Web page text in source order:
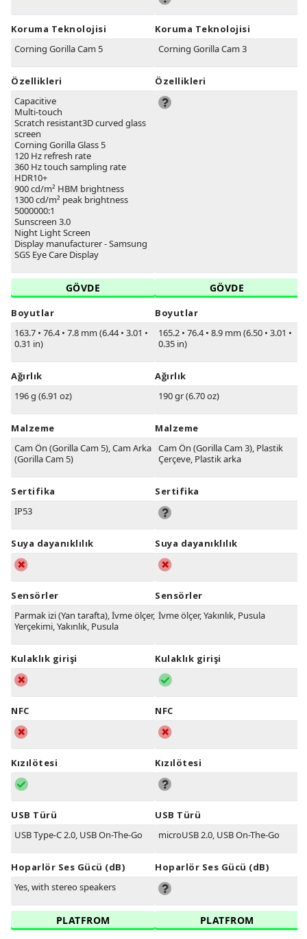
Koruma Teknolojisi
Corning Gorilla Cam 5
Özellikleri
Capacitive
Multi-touch
Scratch resistant3D curved glass
screen
Corning Gorilla Glass 5
120 Hz refresh rate
360 Hz touch sampling rate
HDR10+
900 cd/m² HBM brightness
1300 cd/m² peak brightness
5000000:1
Sunscreen 3.0
Night Light Screen
Display manufacturer - Samsung
SGS Eye Care Display
GÖVDE
Boyutlar
163.7 • 76.4• 7.8 mm (6.44• 3.01 •
0.31 in)
Ağırlık
196 g (6.91 oz)
Malzeme
Cam Ön (Gorilla Cam 5), Cam Arka
(Gorilla Cam 5)
Sertifika
IP53
Suya dayanıklılık
Sensörler
Parmak izi (Yan tarafta), İvme ölçer,
Yerçekimi, Yakınlık, Pusula
Kulaklık girişi
NFC
Kızılötesi
USB Türü
USB Type-C 2.0, USB On-The-Go
Hoparlör Ses Gücü (dB)
Yes, with stereo speakers
PLATFROM
Koruma Teknolojisi
Corning Gorilla Cam 3
Özellikleri
GÖVDE
Boyutlar
165.2 • 76.4• 8.9 mm (6.50 • 3.01 •
0.35 in)
Ağırlık
190 gr (6.70 oz)
Malzeme
Cam Ön (Gorilla Cam 3), Plastik
Çerçeve, Plastik arka
Sertifika
Suya dayanıklılık
Sensörler
İvme ölçer, Yakınlık, Pusula
Kulaklık girişi
NFC
Kızılötesi
USB Türü
microUSB 2.0, USB On-The-Go
Hoparlör Ses Gücü (dB)
PLATFROM